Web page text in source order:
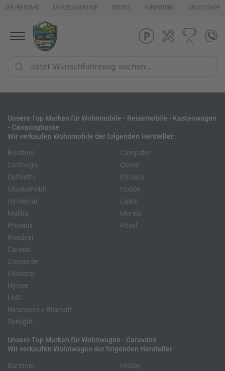
DER FREISTAAT FAHRZEUGVERKAUF SERVICE VERMIETUNG ONLINE SHOP
Unsere Top Marken für Wohnmobile - Reisemobile - Kastenwagen
- Campingbusse
Wir verkaufen Wohnmobile der folgenden Hersteller:
Bürstner
Carthago
Dethleffs
Glücksmobil
Hymercar
Malibu
Phoenix
Roadcar
Campster
Clever
Etrusco
Hobby
Laika
Morelo
Pössl
Carado
Concorde
Globecar
Hymer
LMC
Niesmann + Bischoff
Sunlight
Unsere Top Marken für Wohnwagen - Caravans
Wir verkaufen Wohnwagen der folgenden Hersteller:
Bürstner
Hobby